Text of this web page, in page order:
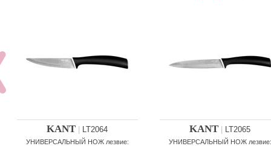
KANT LT2064
УНИВЕРСАЛЬНЫЙ НОЖ лезвие:
KANT LT2065
УНИВЕРСАЛЬНЫЙ НОЖ лезвие: